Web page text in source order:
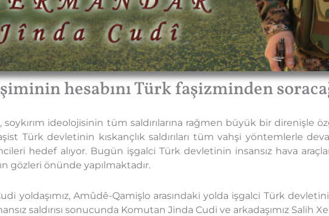
hesabını Türk faşizminden
soykırım ideolojisinin tüm saldırılarına rağmen büyük bir direnişle
Türk devletinin kıskançlık saldırıları tüm vahşi yöntemlerle
hedef alıyor. Bugün işgalci Türk devletinin insansız hava
gözleri önünde yapılmaktadır.
yoldaşımız, Amûdê-Qamişlo arasındaki yolda işgalci Türk
saldırısı sonucunda Komutan Jinda Cudi ve arkadaşımız Salih